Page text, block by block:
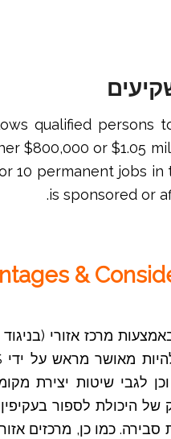
qualified persons
$800,000 or $1.05
10 permanent jobs in
is sponsored or
&
מרכז אזורי
לגבי שיטות יצירת
של היכולת לספור
סבירה. כמו כן, מרכזים